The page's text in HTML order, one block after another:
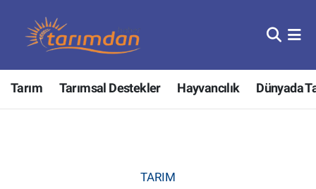
Tarım Tarımsal Destekler Hayvancılık Dünyada
TARIM
Tarım
Hayvancılık
Nöbetçi Eczaneler
Hava Durumu